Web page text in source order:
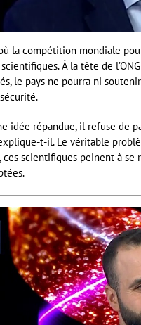
la compétition mondiale
À la tête de
le pays ne pourra ni
idée répandue, il refuse de
t-il. Le véritable
ces scientifiques peinent à